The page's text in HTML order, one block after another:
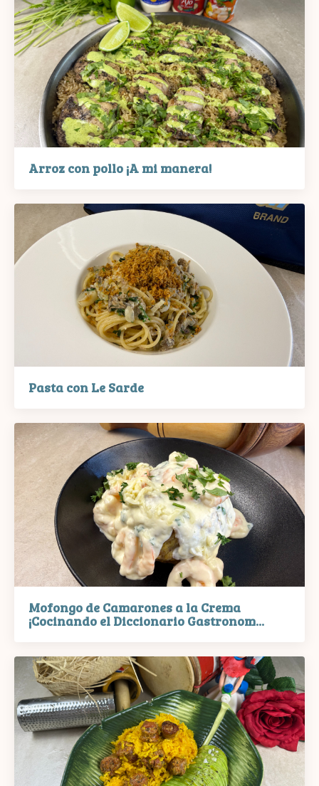
Arroz con pollo ¡A mi manera!
Pasta con Le Sarde
Mofongo de Camarones a la Crema
¡Cocinando el Diccionario Gastronom...